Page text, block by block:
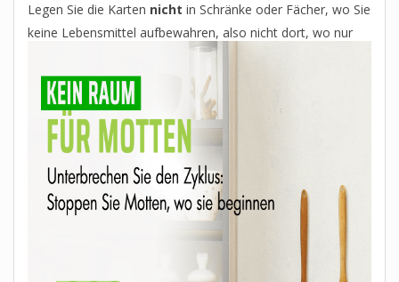
Legen Sie die Karten nicht in Schränke oder Fächer, wo Sie
keine Lebensmittel aufbewahren, also nicht dort, wo nur